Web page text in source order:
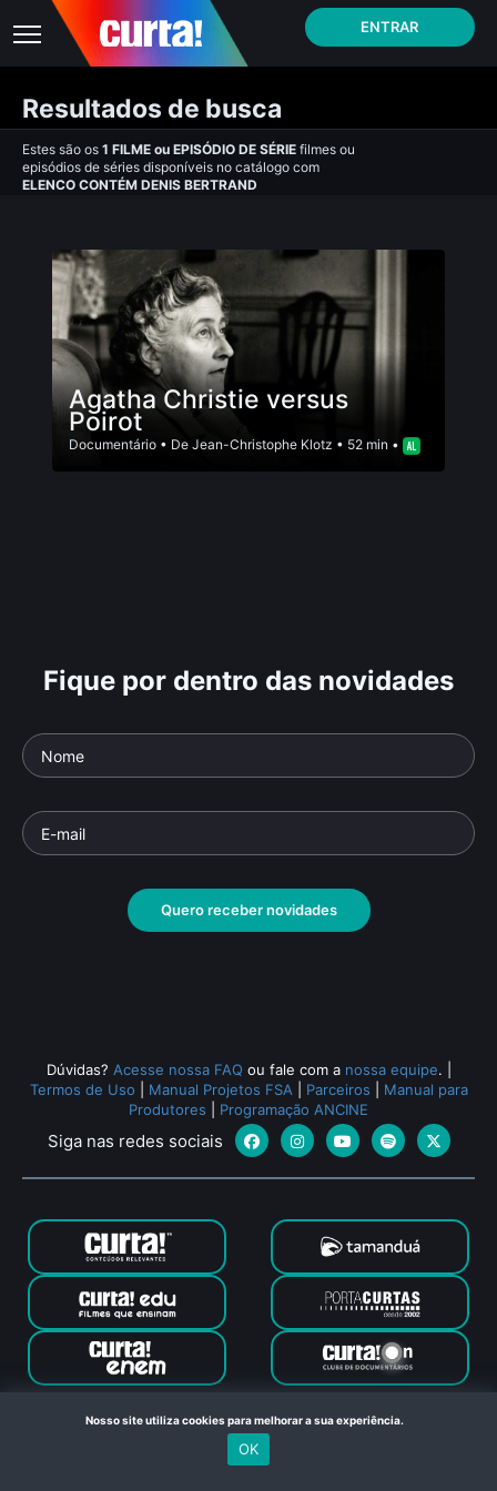
ENTRAR
Resultados de busca
Estes são os 1 FILME ou EPISÓDIO DE SÉRIE filmes ou
episódios de séries disponíveis no catálogo com
ELENCO CONTÉM DENIS BERTRAND
Agatha Christie versus
Poirot
Documentário • De Jean-Christophe Klotz • 52 min •
Fique por dentro das novidades
Quero receber novidades
Dúvidas? Acesse nossa FAQ ou fale com a nossa equipe.
Termos de Uso
Manual Projetos FSA Parceiros
Manual para
Produtores
Programação ANCINE
Siga nas redes sociais
Canal Curta © 2024. Todos os direitos reservados. Feito com
no Rio de Janeiro
Nosso site utiliza cookies para melhorar a sua experiência.
OK